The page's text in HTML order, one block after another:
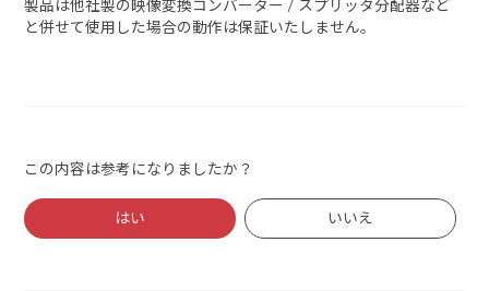
製品は他社製の映像変換コンバーター / スプリッタ分配器など
と併せて使用した場合の動作は保証いたしません。
この内容は参考になりましたか？
はい いいえ